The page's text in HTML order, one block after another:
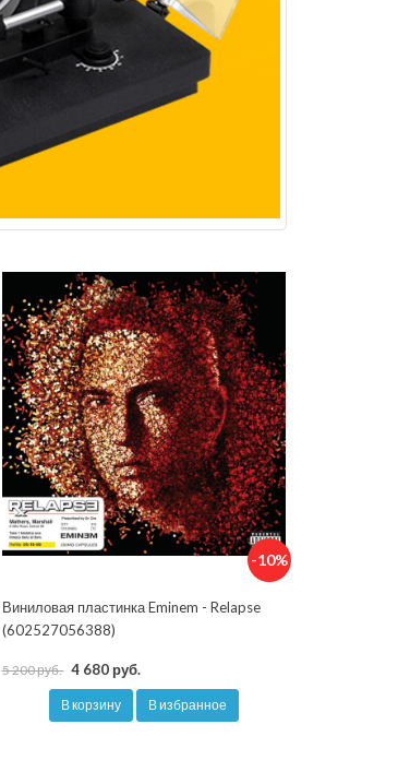
-10%
Виниловая пластинка Eminem - Relapse
(602527056388)
5 200 руб. 4 680 руб.
В корзину В избранное